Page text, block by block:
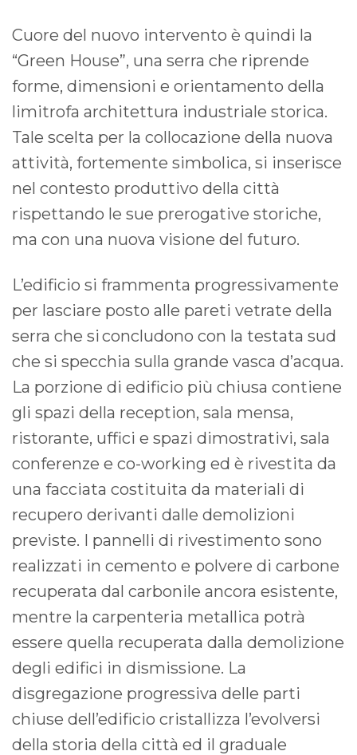
Cuore del nuovo intervento è quindi la
“Green House”, una serra che riprende
forme, dimensioni e orientamento della
limitrofa architettura industriale storica.
Tale scelta per la collocazione della nuova
attività, fortemente simbolica, si inserisce
nel contesto produttivo della città
rispettando le sue prerogative storiche,
ma con una nuova visione del futuro.
L’edificio si frammenta progressivamente
per lasciare posto alle pareti vetrate della
serra che si concludono con la testata sud
che si specchia sulla grande vasca d’acqua.
La porzione di edificio più chiusa contiene
gli spazi della reception, sala mensa,
ristorante, uffici e spazi dimostrativi, sala
conferenze e co-working ed è rivestita da
una facciata costituita da materiali di
recupero derivanti dalle demolizioni
previste. I pannelli di rivestimento sono
realizzati in cemento e polvere di carbone
recuperata dal carbonile ancora esistente,
mentre la carpenteria metallica potrà
essere quella recuperata dalla demolizione
degli edifici in dismissione. La
disgregazione progressiva delle parti
chiuse dell’edificio cristallizza l’evolversi
della storia della città ed il graduale